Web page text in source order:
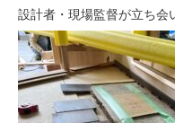
設計者・現場監督が立ち会